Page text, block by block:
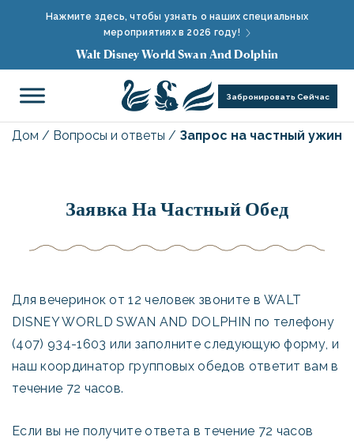
Нажмите здесь, чтобы узнать о наших специальных
мероприятиях в 2026 году!
Walt Disney World Swan And Dolphin
Забронировать Сейчас
Дом / Вопросы и ответы / Запрос на частный ужин
Заявка На Частный Обед
Для вечеринок от 12 человек звоните в WALT
DISNEY WORLD SWAN AND DOLPHIN по телефону
(407) 934-1603 или заполните следующую форму, и
наш координатор групповых обедов ответит вам в
течение 72 часов.
Если вы не получите ответа в течение 72 часов